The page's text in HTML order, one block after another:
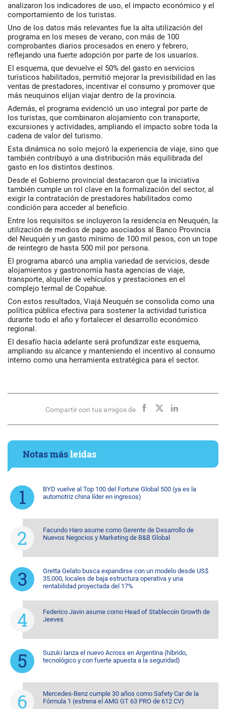
analizaron los indicadores de uso, el impacto económico y el
comportamiento de los turistas.
Uno de los datos más relevantes fue la alta utilización del
programa en los meses de verano, con más de 100
comprobantes diarios procesados en enero y febrero,
reflejando una fuerte adopción por parte de los usuarios.
El esquema, que devuelve el 50% del gasto en servicios
turísticos habilitados, permitió mejorar la previsibilidad en las
ventas de prestadores, incentivar el consumo y promover que
más neuquinos elijan viajar dentro de la provincia.
Además, el programa evidenció un uso integral por parte de
los turistas, que combinaron alojamiento con transporte,
excursiones y actividades, ampliando el impacto sobre toda la
cadena de valor del turismo.
Esta dinámica no solo mejoró la experiencia de viaje, sino que
también contribuyó a una distribución más equilibrada del
gasto en los distintos destinos.
Desde el Gobierno provincial destacaron que la iniciativa
también cumple un rol clave en la formalización del sector, al
exigir la contratación de prestadores habilitados como
condición para acceder al beneficio.
Entre los requisitos se incluyeron la residencia en Neuquén, la
utilización de medios de pago asociados al Banco Provincia
del Neuquén y un gasto mínimo de 100 mil pesos, con un tope
de reintegro de hasta 500 mil por persona.
El programa abarcó una amplia variedad de servicios, desde
alojamientos y gastronomía hasta agencias de viaje,
transporte, alquiler de vehículos y prestaciones en el
complejo termal de Copahue.
Con estos resultados, Viajá Neuquén se consolida como una
política pública efectiva para sostener la actividad turística
durante todo el año y fortalecer el desarrollo económico
regional.
El desafío hacia adelante será profundizar este esquema,
ampliando su alcance y manteniendo el incentivo al consumo
interno como una herramienta estratégica para el sector.
Compartir con tus amigos de
Notas másleídas
BYD vuelve al Top 100 del Fortune Global 500 (ya es la
automotriz china líder en ingresos)
Facundo Haro asume como Gerente de Desarrollo de
Nuevos Negocios y Marketing de B&B Global
Gretta Gelato busca expandirse con un modelo desde US$
35.000, locales de baja estructura operativa y una
rentabilidad proyectada del 17%
Federico Javin asume como Head of Stablecoin Growth de
Jeeves
Suzuki lanza el nuevo Across en Argentina (híbrido,
tecnológico y con fuerte apuesta a la seguridad)
Mercedes-Benz cumple 30 años como Safety Car de la
Fórmula 1 (estrena el AMG GT 63 PRO de 612 CV)